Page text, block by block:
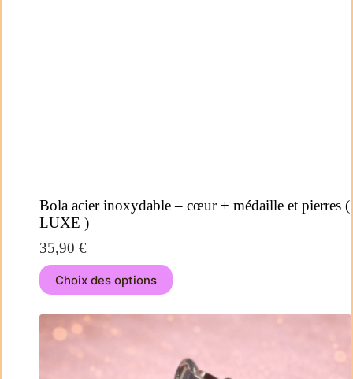
Bola acier inoxydable – cœur + médaille et pierres (
LUXE )
35,90 €
Choix des options